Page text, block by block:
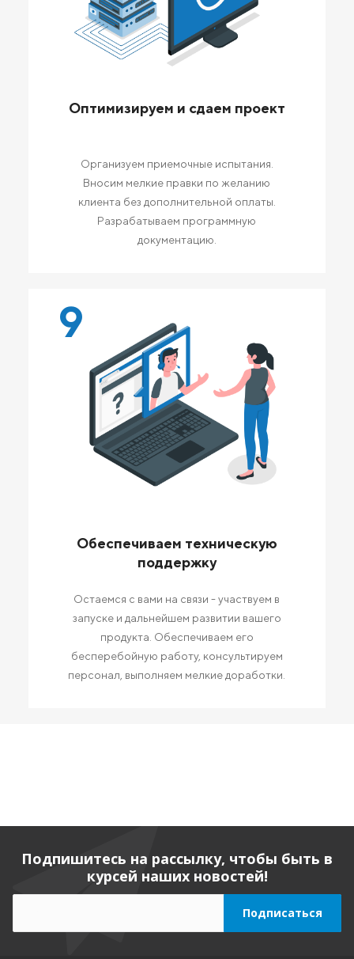
Оптимизируем и сдаем проект
Организуем приемочные испытания.
Вносим мелкие правки по желанию
клиента без дополнительной оплаты.
Разрабатываем программную
документацию.
9
Обеспечиваем техническую
поддержку
Остаемся с вами на связи - участвуем в
запуске и дальнейшем развитии вашего
продукта. Обеспечиваем его
бесперебойную работу, консультируем
персонал, выполняем мелкие доработки.
Подпишитесь на рассылку, чтобы быть в
курсей наших новостей!